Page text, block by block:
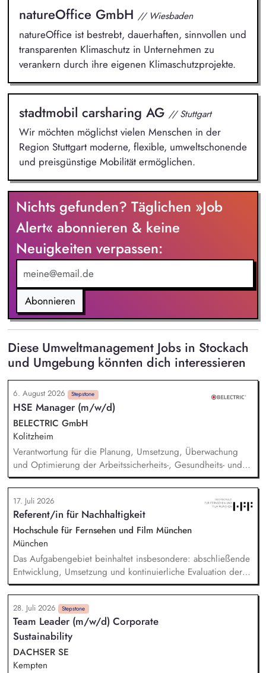
natureOffice GmbH // Wiesbaden
natureOffice ist bestrebt, dauerhaften, sinnvollen und
transparenten Klimaschutz in Unternehmen zu
verankern durch ihre eigenen Klimaschutzprojekte.
stadtmobil carsharing AG // Stuttgart
Wir möchten möglichst vielen Menschen in der
Region Stuttgart moderne, flexible, umweltschonende
und preisgünstige Mobilität ermöglichen.
Nichts gefunden? Täglichen »Job
Alert« abonnieren & keine
Neuigkeiten verpassen:
Abonnieren
Diese Umweltmanagement Jobs in Stockach
und Umgebung könnten dich interessieren
6. August 2026 Stepstone
HSE Manager (m/w/d)
BELECTRIC GmbH
Kolitzheim
Verantwortung für die Planung, Umsetzung, Überwachung
und Optimierung der Arbeitssicherheits-, Gesundheits- und
Umweltschutzprozesse. Prüfung und Bewertung von
Kundenanforderungen, Kundenspezifikationen und
Vertragsbedingungen hinsichtlich HSE-relevanter Vorgaben.
Ausbau und Weiterentwicklung des Integriertem
Managementsystems sowie Planung und Durchführung
interner Audits. Analyse von Arbeitsunfällen, Beinahe- und
Umweltereignissen sowie Ableitung von
Präventionsmaßnahmen. Förderung von Umwelt- und
Nachhaltigkeitsinitiativen zur Reduzierung von Emissionen,
Abfällen und Ressourcenverbrauch.
17. Juli 2026
Referent/in für Nachhaltigkeit
Hochschule für Fernsehen und Film München
München
Das Aufgabengebiet beinhaltet insbesondere: abschließende
Entwicklung, Umsetzung und kontinuierliche Evaluation der
HFF-eigenen Nachhaltigkeitsstrategie, Begleitung,
Koordination und Umsetzung konkreter Projekte und
Maßnahmen der Nachhaltigkeitsstrategie, Erstellung und
Koordination der THG-Bilanzierung sowie Entwicklung und
Implementierung von Treibhausgas-Reduktionspfaden.
Außerdem Anpassung und Implementierung eines auf
studentische Produktionen angepassten Green Producing.
28. Juli 2026 Stepstone
Team Leader (m/w/d) Corporate
Sustainability
DACHSER SE
Kempten